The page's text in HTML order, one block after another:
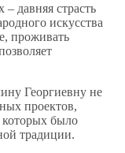
давняя страсть
искусства
проживать
Георгиевну не
проектов,
которых было
традиции.